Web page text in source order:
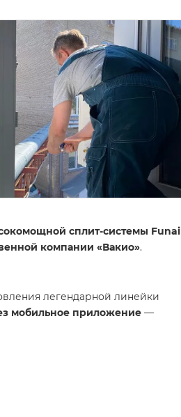
сплит-системы Funai
компании «Вакио».
легендарной линейки
мобильное приложение —